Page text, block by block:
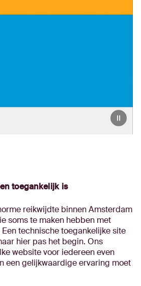
toegankelijk is
reikwijdte binnen Amsterdam
soms te maken hebben met
technische toegankelijke site
hier pas het begin. Ons
website voor iedereen even
een gelijkwaardige ervaring moet